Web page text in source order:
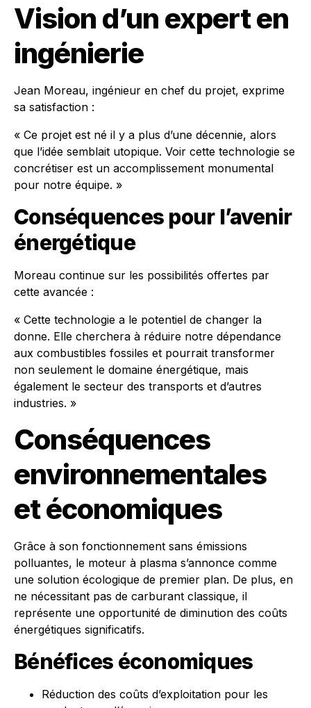
Vision d’un expert en
ingénierie
Jean Moreau, ingénieur en chef du projet, exprime
sa satisfaction :
« Ce projet est né il y a plus d’une décennie, alors
que l’idée semblait utopique. Voir cette technologie se
concrétiser est un accomplissement monumental
pour notre équipe. »
Conséquences pour l’avenir
énergétique
Moreau continue sur les possibilités offertes par
cette avancée :
« Cette technologie a le potentiel de changer la
donne. Elle cherchera à réduire notre dépendance
aux combustibles fossiles et pourrait transformer
non seulement le domaine énergétique, mais
également le secteur des transports et d’autres
industries. »
Conséquences
environnementales
et économiques
Grâce à son fonctionnement sans émissions
polluantes, le moteur à plasma s’annonce comme
une solution écologique de premier plan. De plus, en
ne nécessitant pas de carburant classique, il
représente une opportunité de diminution des coûts
énergétiques significatifs.
Bénéfices économiques
Réduction des coûts d’exploitation pour les